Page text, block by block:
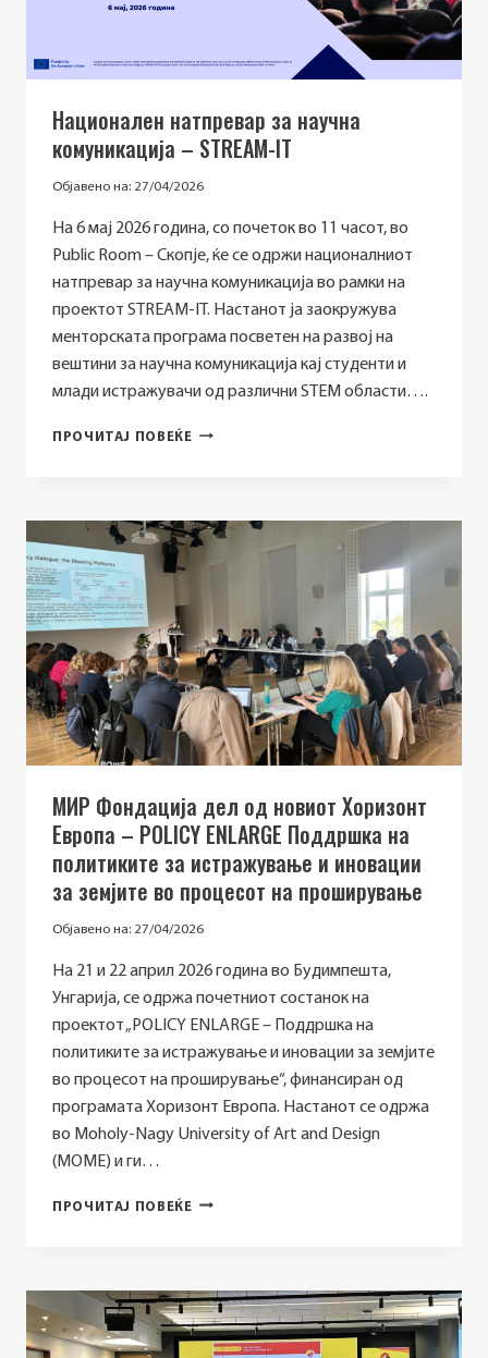
Национален натпревар за научна
комуникација – STREAM-IT
Објавено на: 27/04/2026
На 6 мај 2026 година, со почеток во 11 часот, во
Public Room – Скопје, ќе се одржи националниот
натпревар за научна комуникација во рамки на
проектот STREAM-IT. Настанот ја заокружува
менторската програма посветен на развој на
вештини за научна комуникација кај студенти и
млади истражувачи од различни STEM области….
ПРОЧИТАЈ ПОВЕЌЕ НАЦИОНАЛЕН
КОМУНИКАЦИЈА
–
STREAM-
МИР Фондација дел од новиот Хоризонт
Европа – POLICY ENLARGE Поддршка на
политиките за истражување и иновации
за земјите во процесот на проширување
Објавено на: 27/04/2026
На 21 и 22 април 2026 година во Будимпешта,
Унгарија, се одржа почетниот состанок на
проектот „POLICY ENLARGE – Поддршка на
политиките за истражување и иновации за земјите
во процесот на проширување“, финансиран од
програмата Хоризонт Европа. Настанот се одржа
во Moholy-Nagy University of Art and Design
(MOME) и ги…
ПРОЧИТАЈ ПОВЕЌЕ МИР
НОВИОТ
ХОРИЗОНТ
ЕВРОПА